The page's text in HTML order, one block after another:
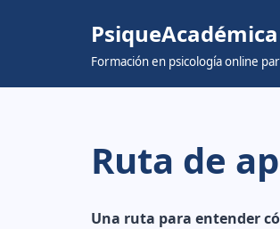
PsiqueAcadémica
Formación en psicología online
Ruta de
Una ruta para entender